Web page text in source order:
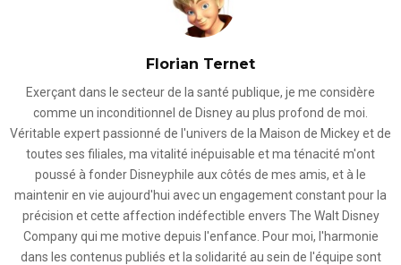
Florian Ternet
Exerçant dans le secteur de la santé publique, je me considère
comme un inconditionnel de Disney au plus profond de moi.
Véritable expert passionné de l'univers de la Maison de Mickey et de
toutes ses filiales, ma vitalité inépuisable et ma ténacité m'ont
poussé à fonder Disneyphile aux côtés de mes amis, et à le
maintenir en vie aujourd'hui avec un engagement constant pour la
précision et cette affection indéfectible envers The Walt Disney
Company qui me motive depuis l'enfance. Pour moi, l'harmonie
dans les contenus publiés et la solidarité au sein de l'équipe sont